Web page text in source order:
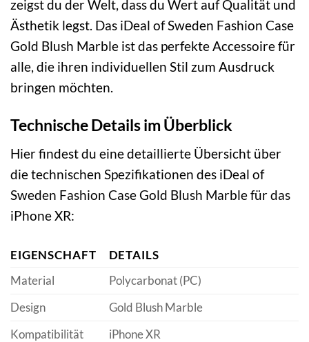
zeigst du der Welt, dass du Wert auf Qualität und
Ästhetik legst. Das iDeal of Sweden Fashion Case
Gold Blush Marble ist das perfekte Accessoire für
alle, die ihren individuellen Stil zum Ausdruck
bringen möchten.
Technische Details im Überblick
Hier findest du eine detaillierte Übersicht über
die technischen Spezifikationen des iDeal of
Sweden Fashion Case Gold Blush Marble für das
iPhone XR:
EIGENSCHAFT
DETAILS
Material
Polycarbonat (PC)
Design
Gold Blush Marble
Kompatibilität
iPhone XR